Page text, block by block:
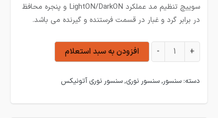
سوییچ تنظیم مد عملکرد LightON/DarkON و پنجره محافظ
در برابر گرد و غبار در قسمت فرستنده و گیرنده می باشد.
سنسور نوری آتونیکس BS5-K2M عدد
+
- افزودن به سبد استعلام
دسته:سنسور,سنسور نوری,سنسور نوری آتونیکس